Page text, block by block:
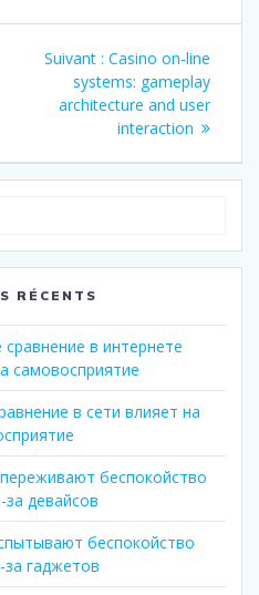
Suivant : Article
suivant
:
Casino on-line
systems: gameplay
architecture and user
interaction
:
RÉCENTS
в интернете
самовосприятие
в сети влияет на
беспокойство
девайсов
беспокойство
гаджетов